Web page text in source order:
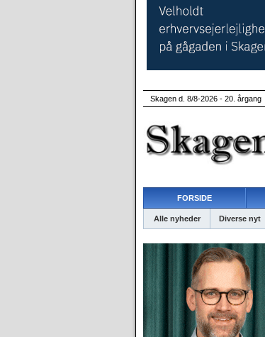
Skagen d. 8/8-2026 - 20. årgang
FORSIDE
Alle nyheder Diverse nyt